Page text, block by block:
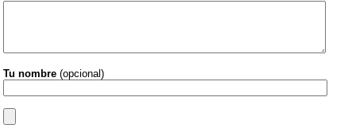
Tu nombre (opcional)